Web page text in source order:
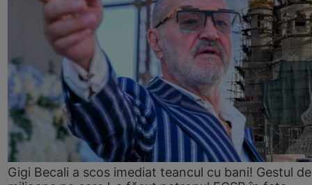
Gigi Becali a scos imediat teancul cu bani! Gestul de